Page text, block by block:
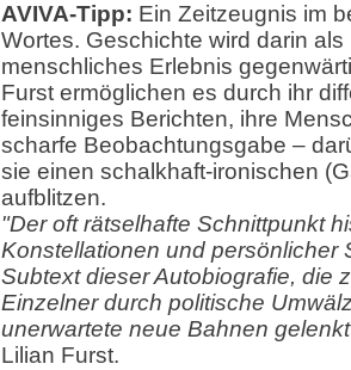
AVIVA-Tipp: Ein Zeitzeugnis im
Wortes. Geschichte wird darin
menschliches Erlebnis
Furst ermöglichen es durch ihr
feinsinniges Berichten, ihre
scharfe Beobachtungsgabe –
sie einen schalkhaft-ironischen
aufblitzen.
"Der oft rätselhafte Schnittpunkt
Konstellationen und persönlicher
Subtext dieser Autobiografie, die
Einzelner durch politische
unerwartete neue Bahnen
Lilian Furst.